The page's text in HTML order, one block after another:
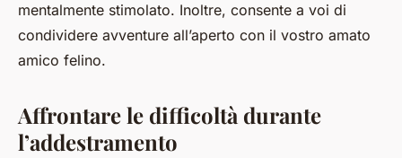
mentalmente stimolato. Inoltre, consente a voi di
condividere avventure all’aperto con il vostro amato
amico felino.
Affrontare le difficoltà durante
l’addestramento